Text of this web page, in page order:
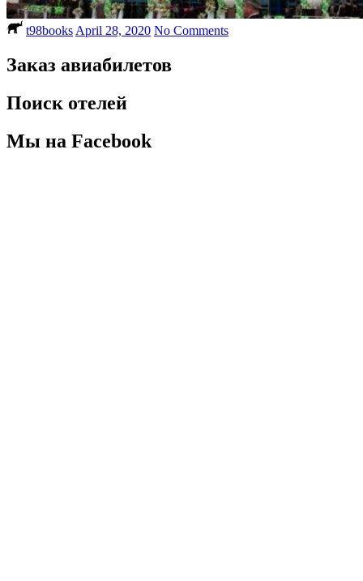
t98books April 28, 2020 No Comments
Заказ авиабилетов
Поиск отелей
Мы на Facebook